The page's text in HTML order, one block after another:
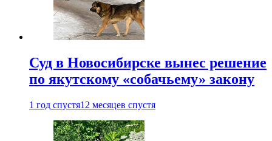
Суд в Новосибирске вынес решение
по якутскому «собачьему» закону
1 год спустя12 месяцев спустя